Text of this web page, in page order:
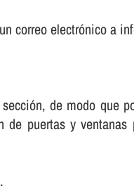
correo electrónico a
de modo que
puertas y ventanas